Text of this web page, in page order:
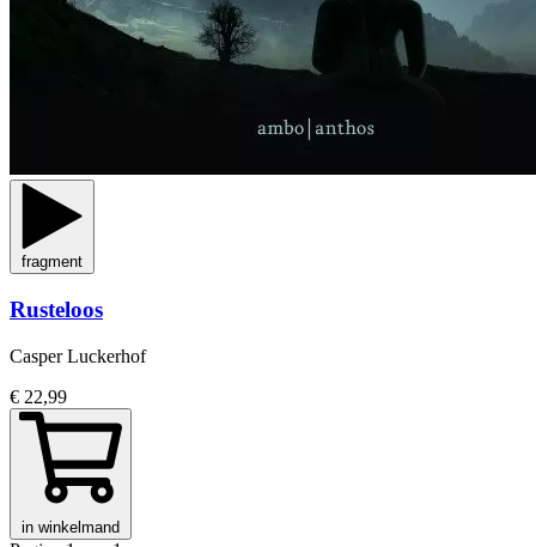
fragment
Rusteloos
Casper Luckerhof
€ 22,99
in winkelmand